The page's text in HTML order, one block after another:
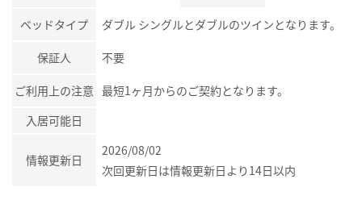
ベッドタイプ ダブル シングルとダブルのツインとなります。
保証人 不要
ご利用上の注意 最短1ヶ月からのご契約となります。
入居可能日
情報更新日
2026/08/02
次回更新日は情報更新日より14日以内